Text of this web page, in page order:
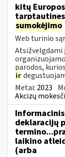
kitų
sumokėjimo
Web turinio
Atsižvelgdami
parodos,
ir
Metai: 2023
Akcizų
deklaracijų
laikino
(arba